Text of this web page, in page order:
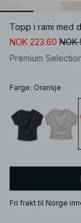
Topp i rami med
NOK 223.60 NOK
Premium
Farge: Oransje
Fri frakt til Norge